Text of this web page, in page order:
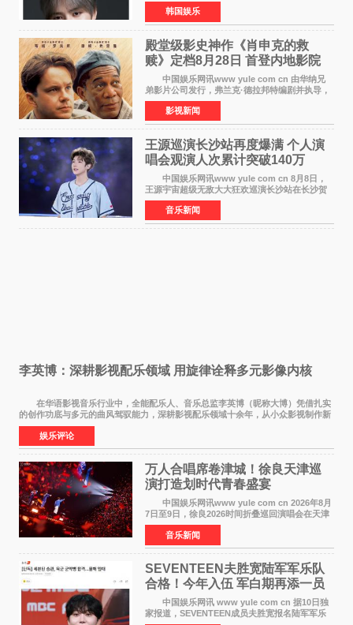
该短剧讲述了一直照顾陷入沉睡状态女友的吴
敏，在夜空中看
韩国娱乐
殿堂级影史神作《肖申克的救
赎》定档8月28日 首登内地影院
中国娱乐网讯www yule com cn 由华纳兄
弟影片公司发行，弗兰克·德拉邦特编剧并执导，
蒂姆·罗宾斯、摩根·弗里曼主演的影史传世经典
《肖申克的救赎》（The Shawshank
Redemption）今日发布
影视新闻
王源巡演长沙站再度爆满 个人演
唱会观演人次累计突破140万
中国娱乐网讯www yule com cn 8月8日，
王源宇宙超级无敌大大狂欢巡演长沙站在长沙贺
龙体育场唱响，这也是王源个人巡演首次登陆长
沙。十年前，王源曾在这座熟悉的城市举办16岁
生日会，从当初的
音乐新闻
李英博：深耕影视配乐领域 用旋律诠释多元影像内核
在华语影视音乐行业中，全能配乐人、音乐总监李英博（昵称大博）凭借扎实
的创作功底与多元的曲风驾驭能力，深耕影视配乐领域十余年，从小众影视制作新
人成长为横跨主旋律电影、动画番剧、网剧
娱乐评论
万人合唱席卷津城！徐良天津巡
演打造划时代青春盛宴
中国娱乐网讯www yule com cn 2026年8月
7日至9日，徐良2026时间折叠巡回演唱会在天津
连续举办三场演出。整场演出凭借扎实的音乐内
容、有温度的舞台叙事与充满巧思的现场设计，
为天津本地及专
音乐新闻
SEVENTEEN夫胜宽陆军军乐队
合格！今年入伍 军白期再添一员
中国娱乐网讯 www yule com cn 据10日独
家报道，SEVENTEEN成员夫胜宽报名陆军军乐